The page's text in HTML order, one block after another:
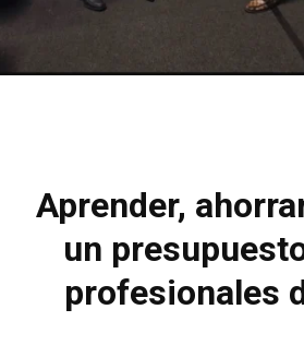
Aprender,
un
profesionales